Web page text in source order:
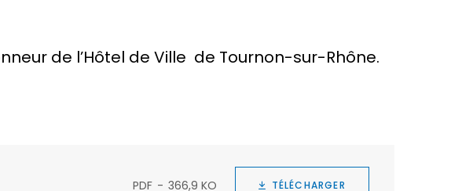
de l’Hôtel de Ville de Tournon-sur-Rhône.
PDF 366,9 KO TÉLÉCHARGER